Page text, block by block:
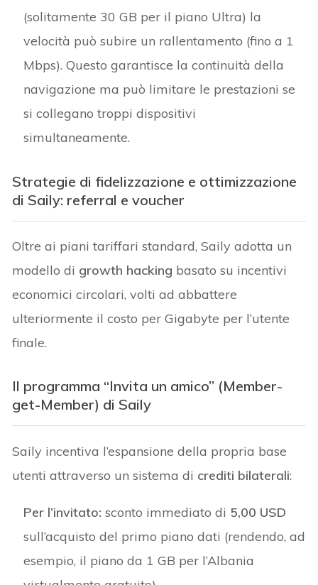
(solitamente 30 GB per il piano Ultra) la
velocità può subire un rallentamento (fino a 1
Mbps). Questo garantisce la continuità della
navigazione ma può limitare le prestazioni se
si collegano troppi dispositivi
simultaneamente.
Strategie di fidelizzazione e ottimizzazione
di Saily: referral e voucher
Oltre ai piani tariffari standard, Saily adotta un
modello di growth hacking basato su incentivi
economici circolari, volti ad abbattere
ulteriormente il costo per Gigabyte per l’utente
finale.
Il programma “Invita un amico” (Member-
get-Member) di Saily
Saily incentiva l’espansione della propria base
utenti attraverso un sistema di crediti bilaterali:
Per l’invitato: sconto immediato di 5,00 USD
sull’acquisto del primo piano dati (rendendo, ad
esempio, il piano da 1 GB per l’Albania